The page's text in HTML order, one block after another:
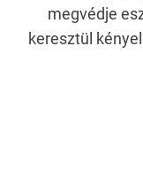
megvédje
keresztül